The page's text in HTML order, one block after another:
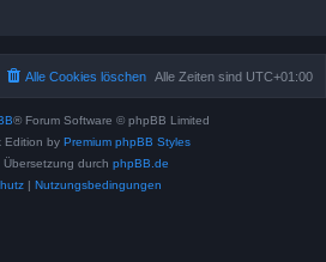
Alle Zeiten sind UTC+01:00
Alle Cookies löschen
® Forum Software © phpBB Limited
Edition by Premium phpBB Styles
Übersetzung durch phpBB.de
| Nutzungsbedingungen